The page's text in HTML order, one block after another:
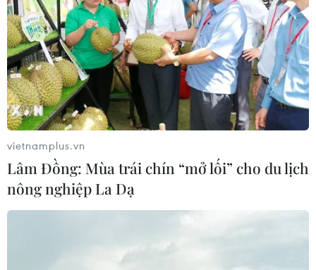
vietnamplus.vn
Lâm Đồng: Mùa trái chín “mở lối” cho du lịch
nông nghiệp La Dạ